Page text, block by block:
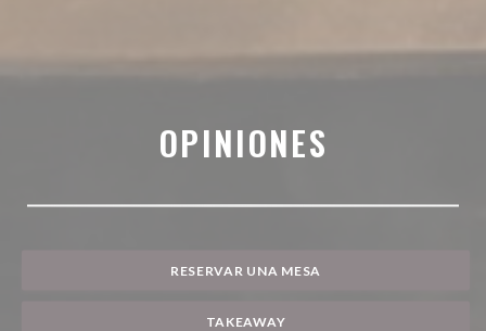
OPINIONES
RESERVAR UNA MESA
TAKEAWAY